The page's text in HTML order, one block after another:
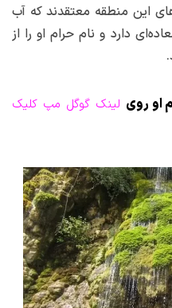
این منطقه معتقدند که آب
دارد و نام حرام او را از
او روی لینک گوگل مپ کلیک